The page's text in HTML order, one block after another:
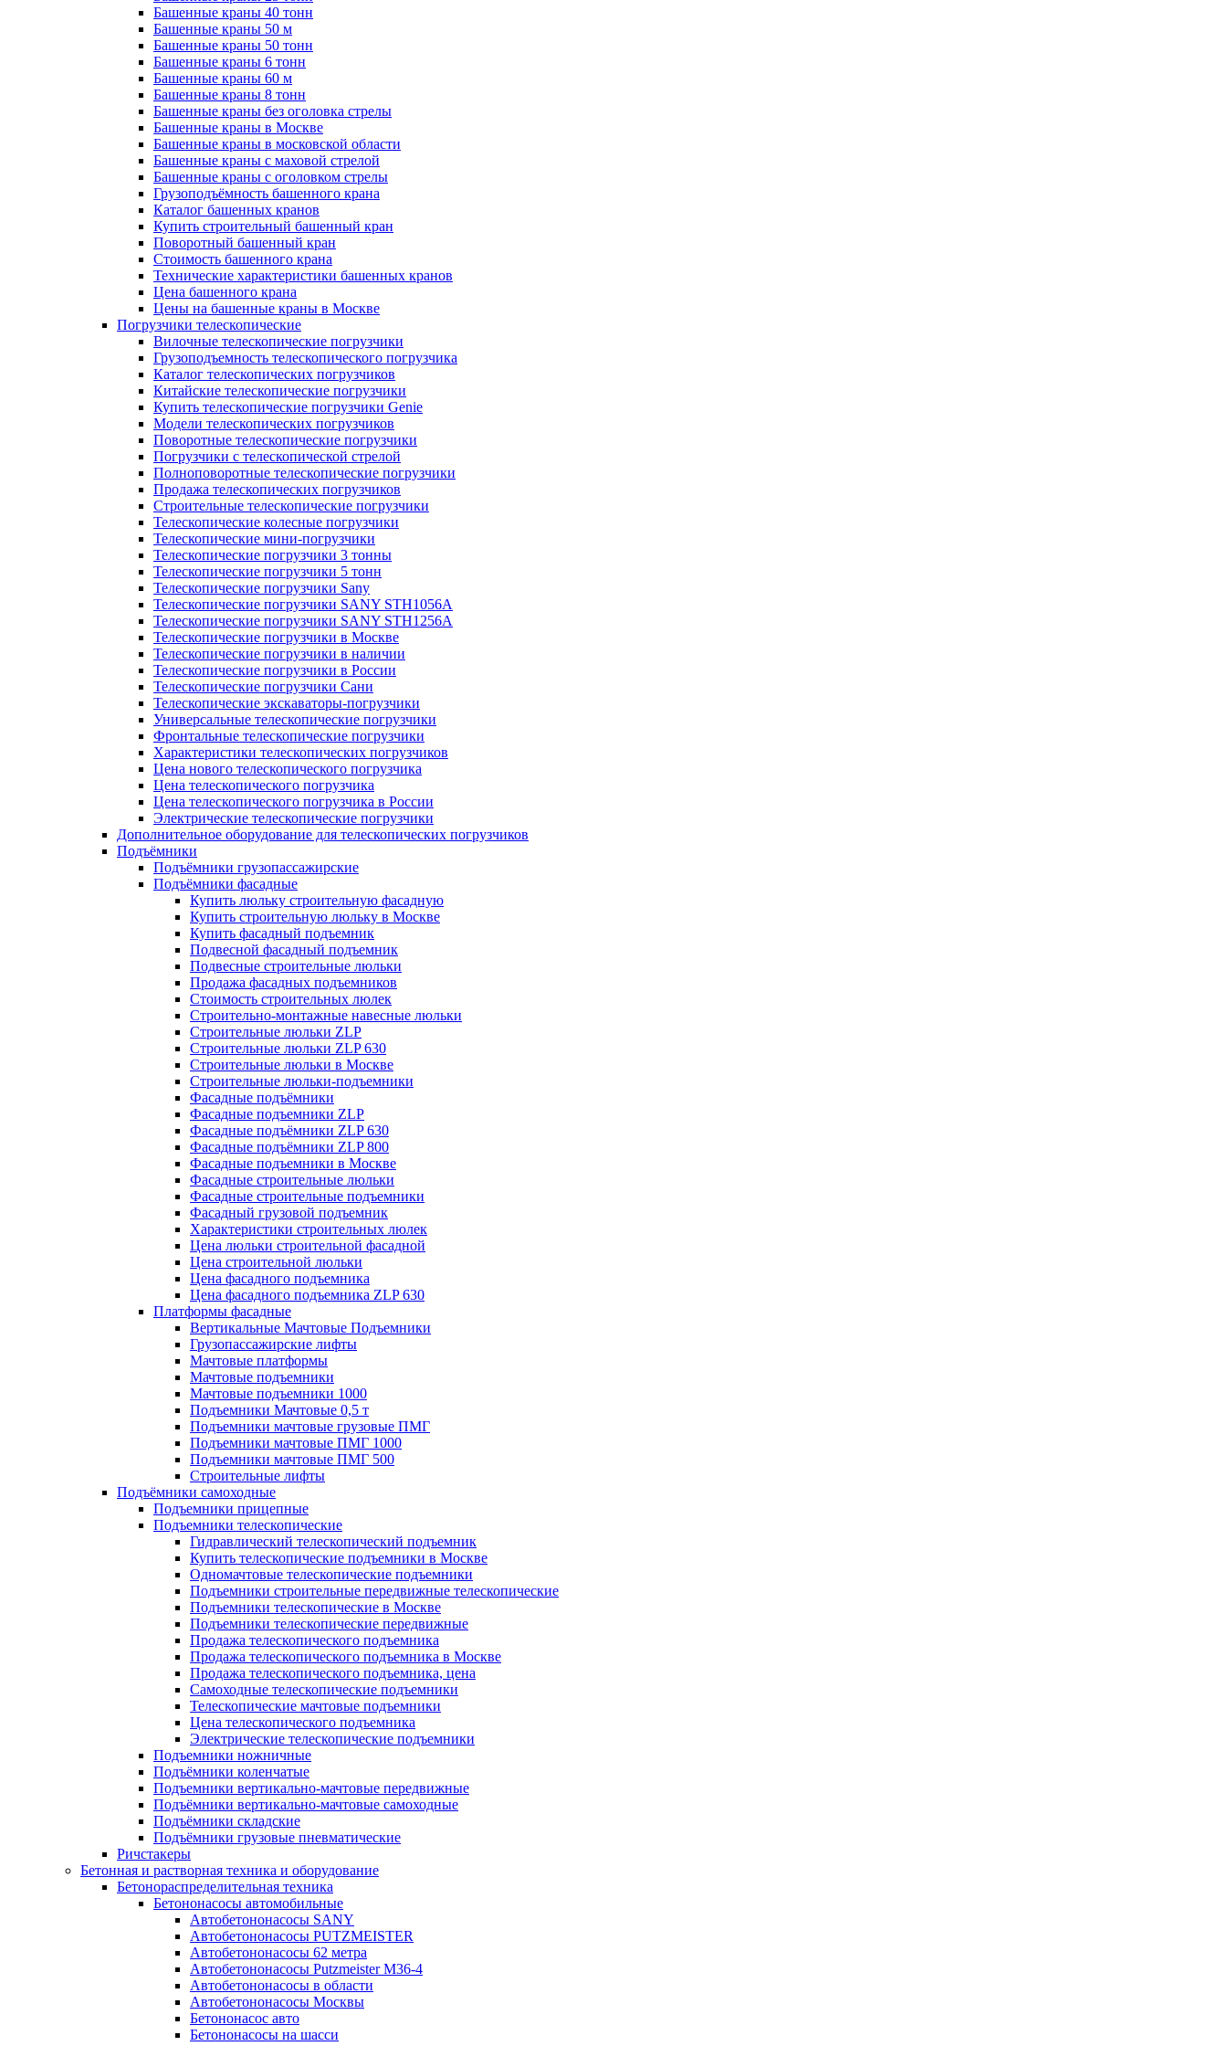
Башенные краны 40 тонн
Башенные краны 50 м
Башенные краны 50 тонн
Башенные краны 6 тонн
Башенные краны 60 м
Башенные краны 8 тонн
Башенные краны без оголовка стрелы
Башенные краны в Москве
Башенные краны в московской области
Башенные краны с маховой стрелой
Башенные краны с оголовком стрелы
Грузоподъёмность башенного крана
Каталог башенных кранов
Купить строительный башенный кран
Поворотный башенный кран
Стоимость башенного крана
Технические характеристики башенных кранов
Цена башенного крана
Цены на башенные краны в Москве
Погрузчики телескопические
Вилочные телескопические погрузчики
Грузоподъемность телескопического погрузчика
Каталог телескопических погрузчиков
Китайские телескопические погрузчики
Купить телескопические погрузчики Genie
Модели телескопических погрузчиков
Поворотные телескопические погрузчики
Погрузчики с телескопической стрелой
Полноповоротные телескопические погрузчики
Продажа телескопических погрузчиков
Строительные телескопические погрузчики
Телескопические колесные погрузчики
Телескопические мини-погрузчики
Телескопические погрузчики 3 тонны
Телескопические погрузчики 5 тонн
Телескопические погрузчики Sany
Телескопические погрузчики SANY STH1056А
Телескопические погрузчики SANY STH1256A
Телескопические погрузчики в Москве
Телескопические погрузчики в наличии
Телескопические погрузчики в России
Телескопические погрузчики Сани
Телескопические экскаваторы-погрузчики
Универсальные телескопические погрузчики
Фронтальные телескопические погрузчики
Характеристики телескопических погрузчиков
Цена нового телескопического погрузчика
Цена телескопического погрузчика
Цена телескопического погрузчика в России
Электрические телескопические погрузчики
Дополнительное оборудование для телескопических погрузчиков
Подъёмники
Подъёмники грузопассажирские
Подъёмники фасадные
Купить люльку строительную фасадную
Купить строительную люльку в Москве
Купить фасадный подъемник
Подвесной фасадный подъемник
Подвесные строительные люльки
Продажа фасадных подъемников
Стоимость строительных люлек
Строительно-монтажные навесные люльки
Строительные люльки ZLP
Строительные люльки ZLP 630
Строительные люльки в Москве
Строительные люльки-подъемники
Фасадные подъёмники
Фасадные подъемники ZLP
Фасадные подъёмники ZLP 630
Фасадные подъёмники ZLP 800
Фасадные подъемники в Москве
Фасадные строительные люльки
Фасадные строительные подъемники
Фасадный грузовой подъемник
Характеристики строительных люлек
Цена люльки строительной фасадной
Цена строительной люльки
Цена фасадного подъемника
Цена фасадного подъемника ZLP 630
Платформы фасадные
Вертикальные Мачтовые Подъемники
Грузопассажирские лифты
Мачтовые платформы
Мачтовые подъемники
Мачтовые подъемники 1000
Подъемники Мачтовые 0,5 т
Подъемники мачтовые грузовые ПМГ
Подъемники мачтовые ПМГ 1000
Подъемники мачтовые ПМГ 500
Строительные лифты
Подъёмники самоходные
Подъемники прицепные
Подъемники телескопические
Гидравлический телескопический подъемник
Купить телескопические подъемники в Москве
Одномачтовые телескопические подъемники
Подъемники строительные передвижные телескопические
Подъемники телескопические в Москве
Подъемники телескопические передвижные
Продажа телескопического подъемника
Продажа телескопического подъемника в Москве
Продажа телескопического подъемника, цена
Самоходные телескопические подъемники
Телескопические мачтовые подъемники
Цена телескопического подъемника
Электрические телескопические подъемники
Подъемники ножничные
Подъёмники коленчатые
Подъемники вертикально-мачтовые передвижные
Подъёмники вертикально-мачтовые самоходные
Подъёмники складские
Подъёмники грузовые пневматические
Ричстакеры
Бетонная и растворная техника и оборудование
Бетонораспределительная техника
Бетононасосы автомобильные
Автобетононасосы SANY
Автобетононасосы PUTZMEISTER
Автобетононасосы 62 метра
Автобетононасосы Putzmeister M36-4
Автобетононасосы в области
Автобетононасосы Москвы
Бетононасос авто
Бетононасосы на шасси